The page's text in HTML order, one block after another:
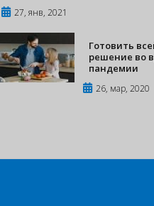
27, янв, 2021
Готовить
решение во
пандемии
26, мар, 2020